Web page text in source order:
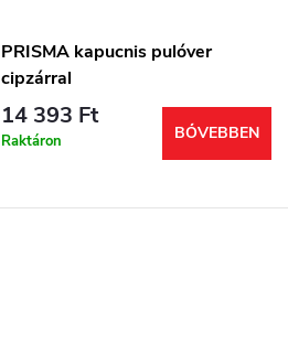
PRISMA kapucnis pulóver
cipzárral
14 393 Ft
Raktáron BŐVEBBEN